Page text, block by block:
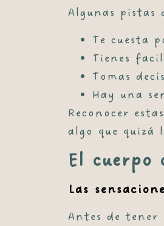
Algunas pistas
Te cuesta
Tienes
Tomas
Hay una
Reconocer
algo que quizá
El cuerpo
Las
Antes de tener